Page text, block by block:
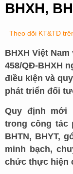
BHXH,
Theo dõi KT&TD
BHXH Việt
458/QĐ-BHXH
điều kiện và
phát triển đối
Quy định mới
trong công tác
BHTN, BHYT,
minh bạch,
chức thực hiện